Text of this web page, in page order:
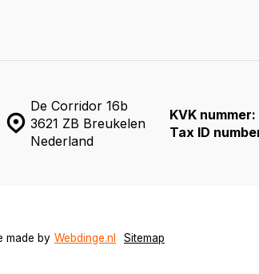
De Corridor 16b
3621 ZB Breukelen
Nederland
KVK nummer:
Tax ID
made by Webdinge.nl Sitemap